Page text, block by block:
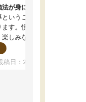
が身につく
いうこともあって、
す。慣れてくれば多
しみながら学習を進
詰め込み授業ではな
イスしてくれます。
稿日：2024年01月08日